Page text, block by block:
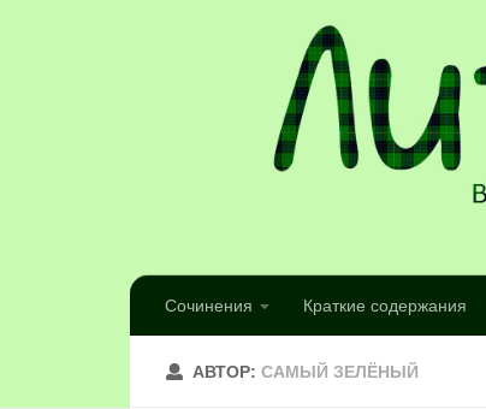
Сочинения Краткие содержания
АВТОР:САМЫЙ ЗЕЛЁНЫЙ